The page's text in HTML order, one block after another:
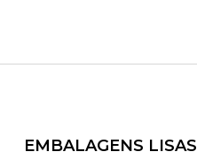
EMBALAGENS LISAS